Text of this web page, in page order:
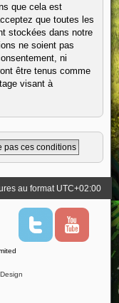
que cela est
que toutes les
stockées dans notre
ne soient pas
ni
être tenus comme
visant à
au format UTC+02:00
T
i
Y
u